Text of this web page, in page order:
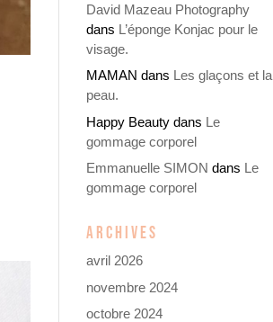
David Mazeau Photography
dans L’éponge Konjac pour le
visage.
MAMAN dans Les glaçons et la
peau.
Happy Beautydans Le
gommage corporel
Emmanuelle SIMON dans Le
gommage corporel
ARCHIVES
avril 2026
novembre 2024
octobre 2024